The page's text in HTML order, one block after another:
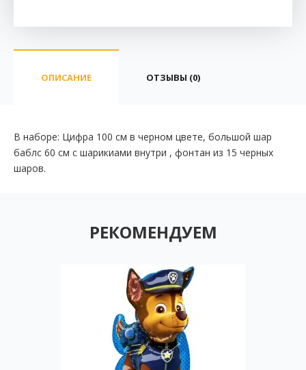
ОПИСАНИЕ ОТЗЫВЫ (0)
В наборе: Цифра 100 см в черном цвете, большой шар
баблс 60 см с шарикиами внутри , фонтан из 15 черных
шаров.
РЕКОМЕНДУЕМ